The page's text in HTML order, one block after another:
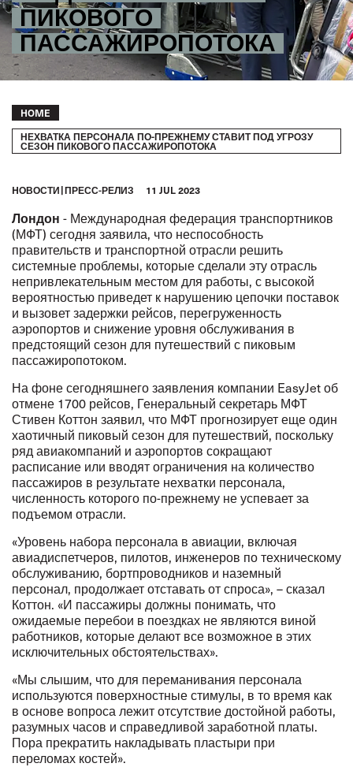
ПИКОВОГО
ПАССАЖИРОПОТОКА
Breadcrumb
HOME
НЕХВАТКА ПЕРСОНАЛА ПО-ПРЕЖНЕМУ СТАВИТ ПОД УГРОЗУ
СЕЗОН ПИКОВОГО ПАССАЖИРОПОТОКА
HОВОСТИ ПРЕСС-РЕЛИЗ 11 JUL 2023
Лондон - Международная федерация транспортников
(МФТ) сегодня заявила, что неспособность
правительств и транспортной отрасли решить
системные проблемы, которые сделали эту отрасль
непривлекательным местом для работы, с высокой
вероятностью приведет к нарушению цепочки поставок
и вызовет задержки рейсов, перегруженность
аэропортов и снижение уровня обслуживания в
предстоящий сезон для путешествий с пиковым
пассажиропотоком.
На фоне сегодняшнегозаявления компании EasyJetоб
отмене 1700 рейсов, Генеральный секретарь МФТ
Стивен Коттон заявил, что МФТ прогнозирует еще один
хаотичный пиковый сезон для путешествий, поскольку
ряд авиакомпаний и аэропортов сокращают
расписание или вводят ограничения на количество
пассажиров в результате нехватки персонала,
численность которого по-прежнему не успевает за
подъемом отрасли.
«Уровень набора персонала в авиации, включая
авиадиспетчеров, пилотов, инженеров по техническому
обслуживанию, бортпроводников и наземный
персонал, продолжает отставать от спроса», – сказал
Коттон. «И пассажиры должны понимать, что
ожидаемые перебои в поездках не являются виной
работников, которые делают все возможное в этих
исключительных обстоятельствах».
«Мы слышим, что для переманивания персонала
используются поверхностные стимулы, в то время как
в основе вопроса лежит отсутствие достойной работы,
разумных часов и справедливой заработной платы.
Пора прекратить накладывать пластыри при
переломах костей».